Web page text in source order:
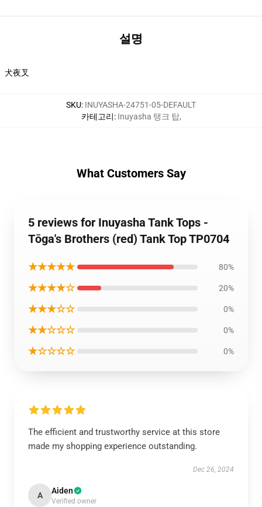
설명
犬夜叉
SKU: INUYASHA-24751-05-DEFAULT
카테고리: Inuyasha 탱크 탑,
What Customers Say
5 reviews for Inuyasha Tank Tops -
Tōga's Brothers (red) Tank Top TP0704
★★★★★ 80%
★★★★☆ 20%
★★★☆☆ 0%
★★☆☆☆ 0%
★☆☆☆☆ 0%
The efficient and trustworthy service at this store
made my shopping experience outstanding.
Dec 26, 2024
A Aiden
Verified owner